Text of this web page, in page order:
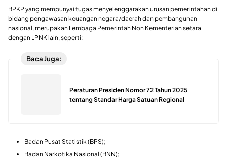
BPKP yang mempunyai tugas menyelenggarakan urusan pemerintahan di
bidang pengawasan keuangan negara/daerah dan pembangunan
nasional, merupakan Lembaga Pemerintah Non Kementerian setara
dengan LPNK lain, seperti:
Baca Juga:
Peraturan Presiden Nomor 72 Tahun 2025
tentang Standar Harga Satuan Regional
Badan Pusat Statistik (BPS);
Badan Narkotika Nasional (BNN);